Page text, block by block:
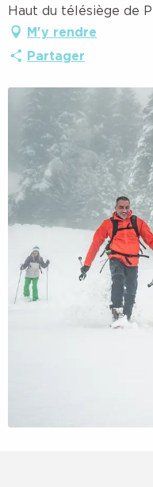
Haut du télésiège de
M'y rendre
Partager